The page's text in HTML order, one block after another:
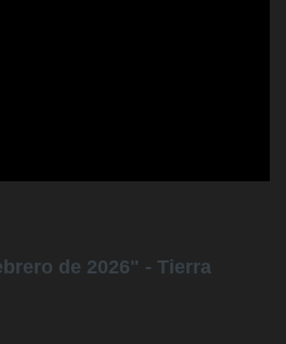
de 2026" - Tierra